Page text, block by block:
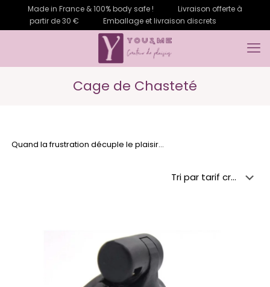
Made in France & 100% body safe !
Livraison offerte à
partir de 30 €
Emballage et livraison discrets
Cage de Chasteté
Quand la frustration décuple le plaisir…